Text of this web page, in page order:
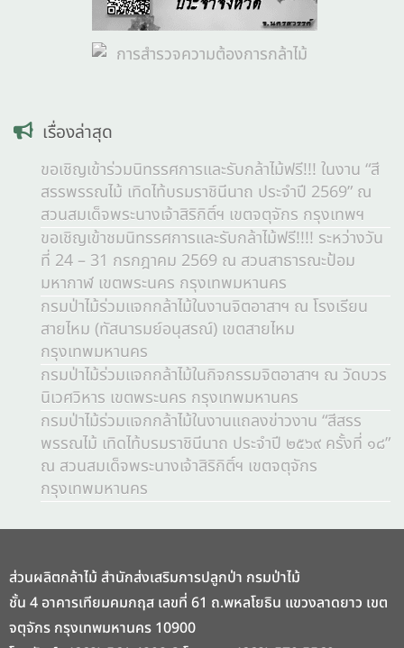
เรื่องล่าสุด
ขอเชิญเข้าร่วมนิทรรศการและรับกล้าไม้ฟรี!!! ในงาน “สี
สรรพรรณไม้ เทิดไท้บรมราชินีนาถ ประจำปี 2569” ณ
สวนสมเด็จพระนางเจ้าสิริกิติ์ฯ เขตจตุจักร กรุงเทพฯ
ขอเชิญเข้าชมนิทรรศการและรับกล้าไม้ฟรี!!!! ระหว่างวัน
ที่ 24 – 31 กรกฎาคม 2569 ณ สวนสาธารณะป้อม
มหากาฬ เขตพระนคร กรุงเทพมหานคร
กรมป่าไม้ร่วมแจกกล้าไม้ในงานจิตอาสาฯ ณ โรงเรียน
สายไหม (ทัสนารมย์อนุสรณ์) เขตสายไหม
กรุงเทพมหานคร
กรมป่าไม้ร่วมแจกกล้าไม้ในกิจกรรมจิตอาสาฯ ณ วัดบวร
นิเวศวิหาร เขตพระนคร กรุงเทพมหานคร
กรมป่าไม้ร่วมแจกกล้าไม้ในงานแถลงข่าวงาน “สีสรร
พรรณไม้ เทิดไท้บรมราชินีนาถ ประจำปี ๒๕๖๙ ครั้งที่ ๑๘”
ณ สวนสมเด็จพระนางเจ้าสิริกิติ์ฯ เขตจตุจักร
กรุงเทพมหานคร
ส่วนผลิตกล้าไม้ สำนักส่งเสริมการปลูกป่า กรมป่าไม้
ชั้น 4 อาคารเทียมคมกฤส เลขที่ 61 ถ.พหลโยธิน แขวงลาดยาว เขต
จตุจักร กรุงเทพมหานคร 10900